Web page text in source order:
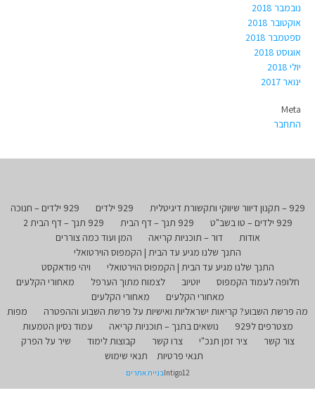
נובמבר 2018
אוקטובר 2018
ספטמבר 2018
אוגוסט 2018
יולי 2018
ינואר 2017
Meta
התחבר
929 – תקנון דיוור שיווקי ותקשורת דיגיטלית 929 ילדים
929 ילדים – חנוכה
929 ילדים – טו בשב"ט
929 תנך – דף הבית
929 תנך – דף הבית 2
אודות
דור – תוכניות קריאה
המן ועוד כמה צוררים
התנך שלנו מגיע עד הבית | הקמפוס הוירטואלי
התנך שלנו מגיע עד הבית | הקמפוס הוירטואלי
ויהי פודאקסט
חלופה לעמוד הקמפוס
יוטיוב לצמוח מתוך הערפל
מאחורי הקלעים
מאחורי הקלעים
מאחורי הקלעים
מה פרשת השבוע? קריאות ישראליות ואישיות על פרשת השבוע וההפטרה
מפות
מצטרפים ל929
נושאים בתנך – תוכניות קריאה
עמוד נסיון הטמעות
צור קשר
ציר זמן תנכ"י צרו קשר קבוצות לימוד
שיר על הפרק
תנאי פרטיות
תנאי שימוש
Intigo12בניית אתרים